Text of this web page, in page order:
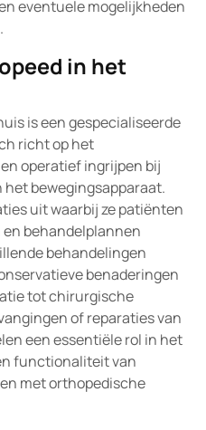
eventuele mogelijkheden
in het
is een gespecialiseerde
richt op het
operatief ingrijpen bij
bewegingsapparaat.
uit waarbij ze patiënten
behandelplannen
behandelingen
benaderingen
tot chirurgische
of reparaties van
een essentiële rol in het
functionaliteit van
met orthopedische